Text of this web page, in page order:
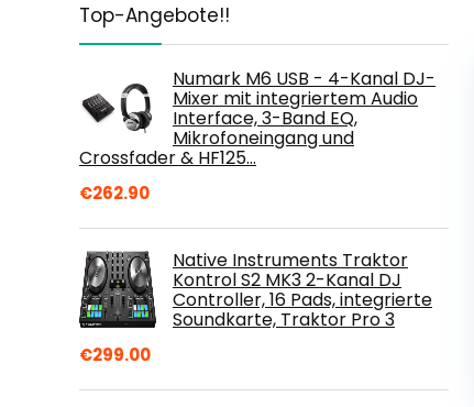
Top-Angebote!!
Numark M6 USB - 4-Kanal DJ-
Mixer mit integriertem Audio
Interface, 3-Band EQ,
Mikrofoneingang und
Crossfader & HF125…
€262.90
Native Instruments Traktor
Kontrol S2 MK3 2-Kanal DJ
Controller, 16 Pads, integrierte
Soundkarte, Traktor Pro 3
€299.00